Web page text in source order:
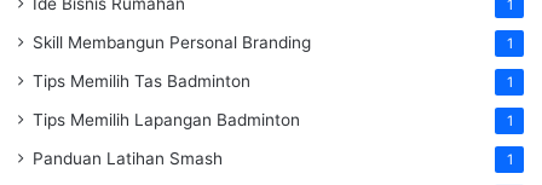
1
Skill Membangun Personal Branding 1
Tips Memilih Tas Badminton 1
Tips Memilih Lapangan Badminton 1
Panduan Latihan Smash 1